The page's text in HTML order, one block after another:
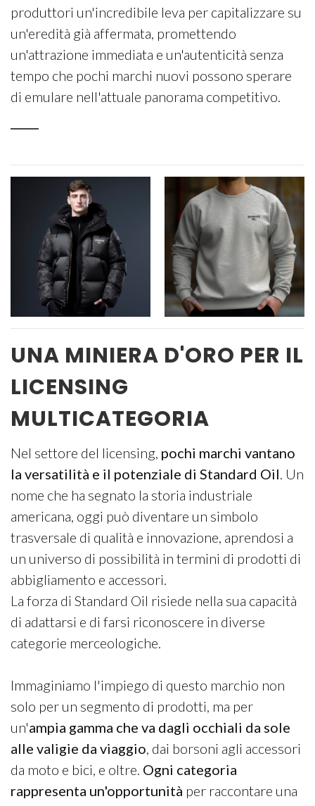
produttori un'incredibile leva per capitalizzare su
un'eredità già affermata, promettendo
un'attrazione immediata e un'autenticità senza
tempo che pochi marchi nuovi possono sperare
di emulare nell'attuale panorama competitivo.
UNA MINIERA D'ORO PER IL
LICENSING
MULTICATEGORIA
Nel settore del licensing, pochi marchi vantano
la versatilità e il potenziale di Standard Oil . Un
nome che ha segnato la storia industriale
americana, oggi può diventare un simbolo
trasversale di qualità e innovazione, aprendosi a
un universo di possibilità in termini di prodotti di
abbigliamento e accessori.
La forza di Standard Oil risiede nella sua capacità
di adattarsi e di farsi riconoscere in diverse
categorie merceologiche.
Immaginiamo l'impiego di questo marchio non
solo per un segmento di prodotti, ma per
un'ampia gamma che va dagli occhiali da sole
alle valigie da viaggio , dai borsoni agli accessori
da moto e bici, e oltre. Ogni categoria
rappresenta un'opportunità per raccontare una